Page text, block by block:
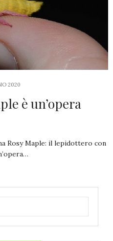
2020
è un’opera
Rosy Maple: il lepidottero con